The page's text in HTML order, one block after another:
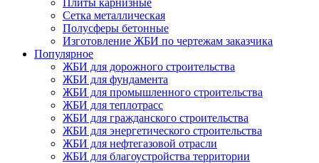
Плиты карнизные
Сетка металлическая
Полусферы бетонные
Изготовление ЖБИ по чертежам заказчика
Популярное
ЖБИ для дорожного строительства
ЖБИ для фундамента
ЖБИ для промышленного строительства
ЖБИ для теплотрасс
ЖБИ для гражданского строительства
ЖБИ для энергетического строительства
ЖБИ для нефтегазовой отрасли
ЖБИ для благоустройства территории